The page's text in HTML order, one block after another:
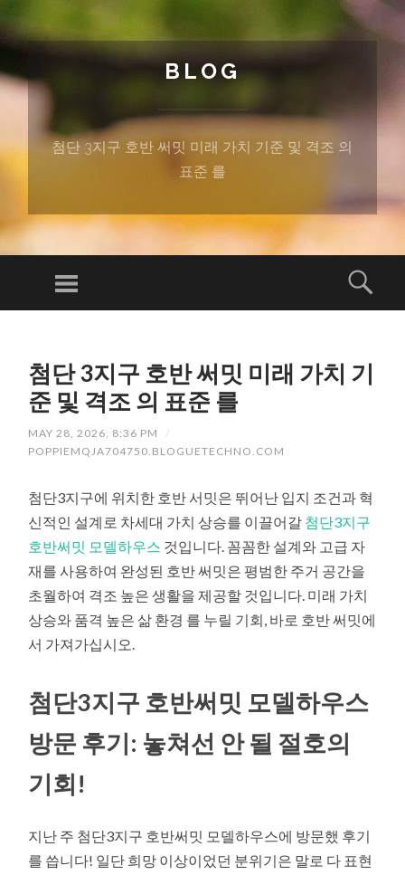
BLOG
첨단 3지구 호반 써밋 미래 가치 기준 및 격조 의
표준 를
Menu
첨단 3지구 호반 써밋 미래 가치 기
준 및 격조 의 표준 를
MAY 28, 2026, 8:36 PM
/
POPPIEMQJA704750.BLOGUETECHNO.COM
첨단3지구에 위치한 호반 서밋은 뛰어난 입지 조건과 혁
신적인 설계로 차세대 가치 상승를 이끌어갈 첨단3지구
호반써밋 모델하우스 것입니다. 꼼꼼한 설계와 고급 자
재를 사용하여 완성된 호반 써밋은 평범한 주거 공간을
초월하여 격조 높은 생활을 제공할 것입니다. 미래 가치
상승와 품격 높은 삶 환경 를 누릴 기회, 바로 호반 써밋에
서 가져가십시오.
첨단3지구 호반써밋 모델하우스
방문 후기: 놓쳐선 안 될 절호의
기회!
지난 주 첨단3지구 호반써밋 모델하우스에 방문했 후기
를 씁니다! 일단 희망 이상이었던 분위기은 말로 다 표현